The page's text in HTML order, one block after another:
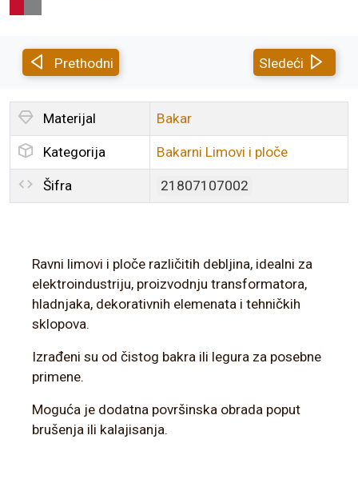
Prethodni Sledeći
Materijal Bakar
Kategorija Bakarni Limovi i ploče
Šifra 21807107002
Ravni limovi i ploče različitih debljina, idealni za
elektroindustriju, proizvodnju transformatora,
hladnjaka, dekorativnih elemenata i tehničkih
sklopova.
Izrađeni su od čistog bakra ili legura za posebne
primene.
Moguća je dodatna površinska obrada poput
brušenja ili kalajisanja.